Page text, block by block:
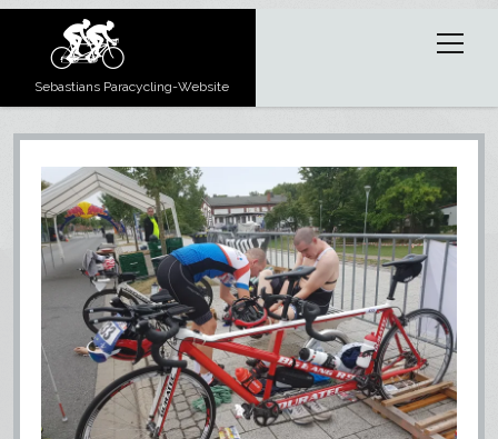
Sebastians Paracycling-Website
Menü
Berichte Menü
öffnen
Erfahrungsberichte
Wettkämpfe
Tipps und Tricks zu Tandems
Über mich
Ergebnisse
Paracycling
Ausrüstung
Media Menü
öffnen
Videos
Fotogalerie
facebook
instagram
strava